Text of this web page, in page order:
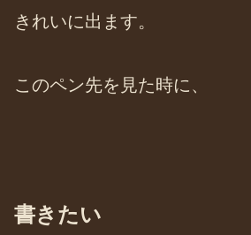
きれいに出ます。
このペン先を見た時に、
書きたい